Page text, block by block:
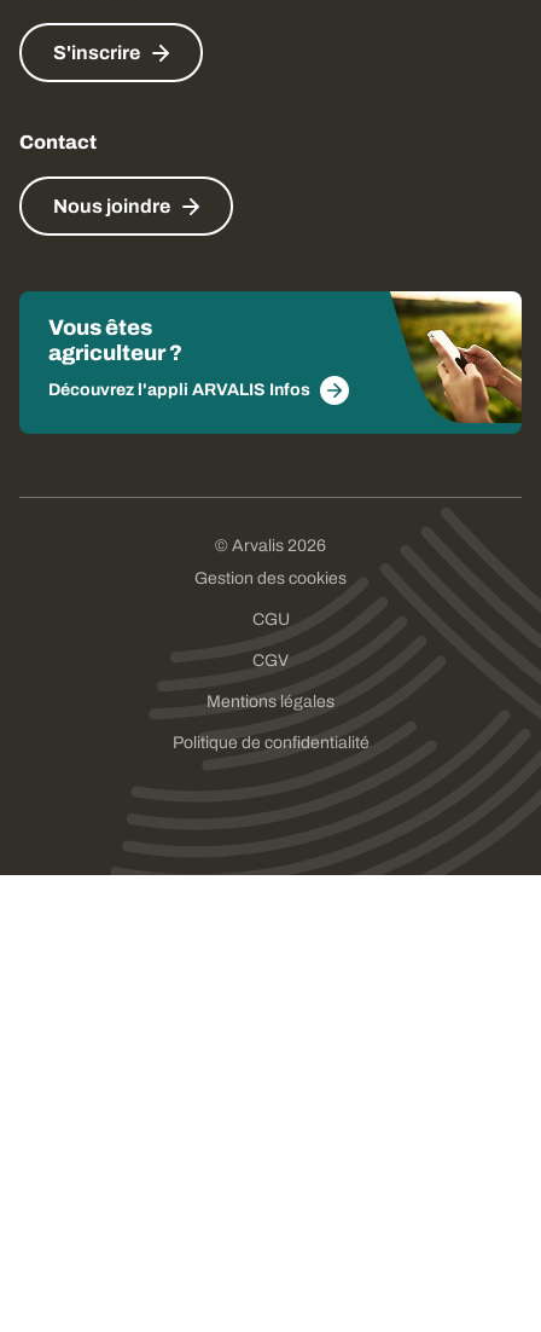
S'inscrire
Contact
Nous joindre
Vous êtes
agriculteur ?
Découvrez l'appli ARVALIS Infos
© Arvalis 2026
Gestion des cookies
CGU
CGV
Mentions légales
Politique de confidentialité